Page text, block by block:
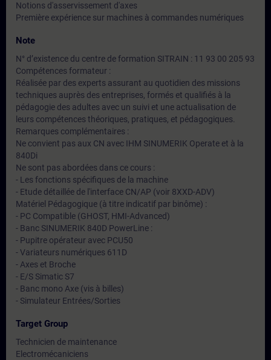
Notions d'asservissement d'axes
Première expérience sur machines à commandes numériques
Note
N° d’existence du centre de formation SITRAIN : 11 93 00 205 93
Compétences formateur :
Réalisée par des experts assurant au quotidien des missions
techniques auprès des entreprises, formés et qualifiés à la
pédagogie des adultes avec un suivi et une actualisation de
leurs compétences théoriques, pratiques, et pédagogiques.
Remarques complémentaires :
Ne convient pas aux CN avec IHM SINUMERIK Operate et à la
840Di
Ne sont pas abordées dans ce cours :
- Les fonctions spécifiques de la machine
- Etude détaillée de l'interface CN/AP (voir 8XXD-ADV)
Matériel Pédagogique (à titre indicatif par binôme) :
- PC Compatible (GHOST, HMI-Advanced)
- Banc SINUMERIK 840D PowerLine :
- Pupitre opérateur avec PCU50
- Variateurs numériques 611D
- Axes et Broche
- E/S Simatic S7
- Banc mono Axe (vis à billes)
- Simulateur Entrées/Sorties
Target Group
Technicien de maintenance
Electromécaniciens